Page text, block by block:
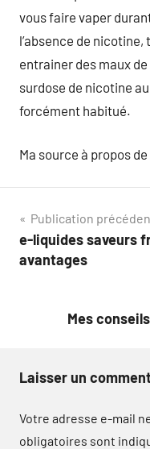
vous faire vaper
l’absence de
entrainer des maux
surdose de nicotine
forcément habitué.
Ma source à propos de
Navigation
de
Publication
e-liquides saveurs
avantages
Mes
Laisser un
Votre adresse e-mail
obligatoires sont